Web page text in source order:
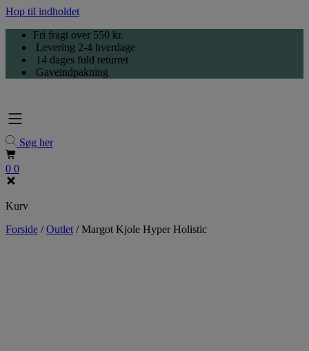
Hop til indholdet
Fri fragt over 550 kr.
Levering 2-4 hverdage
14 dages fuld returret
Gaveindpakning
Søg her
0 0
Kurv
Forside /Outlet /Margot Kjole Hyper Holistic